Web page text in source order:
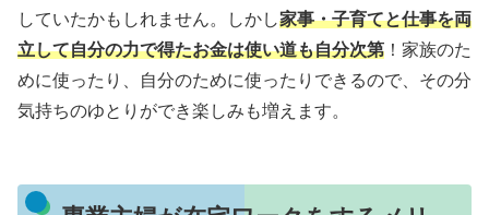
していたかもしれません。しかし家事・子育てと仕事を両
立して自分の力で得たお金は使い道も自分次第 ！家族のた
めに使ったり、自分のために使ったりできるので、その分
気持ちのゆとりができ楽しみも増えます。